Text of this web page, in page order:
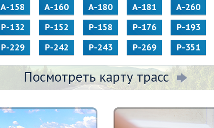
А-158 А-160 А-180 А-181 А-260
Р-132 Р-152 Р-158 Р-176 Р-193
Р-229 Р-242 Р-243 Р-269 Р-351
Посмотреть карту трасс